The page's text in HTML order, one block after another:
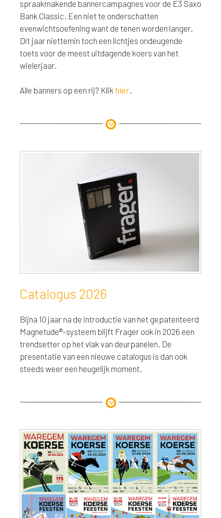
spraakmakende bannercampagnes voor de E3 Saxo
Bank Classic. Een niet te onderschatten
evenwichtsoefening want de tenen worden langer.
Dit jaar niettemin toch een lichtjes ondeugende
toets voor de meest uitdagende koers van het
wielerjaar.
Alle banners op een rij? Klik hier.
Catalogus 2026
Bijna 10 jaar na de introductie van het gepatenteerd
Magnetude®-systeem blijft Frager ook in 2026 een
trendsetter op het vlak van deurpanelen. De
presentatie van een nieuwe catalogus is dan ook
steeds weer een heugelijk moment.